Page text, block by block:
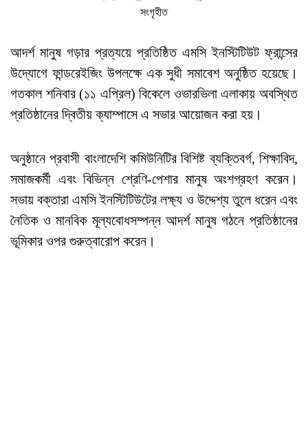
সংগৃহীত
আদর্শ মানুষ গড়ার প্রত্যয়ে প্রতিষ্ঠিত এমসি ইনস্টিটিউট ফ্রান্সের
উদ্যোগে ফান্ডরেইজিং উপলক্ষে এক সুধী সমাবেশ অনুষ্ঠিত হয়েছে।
গতকাল শনিবার (১১ এপ্রিল) বিকেলে ওভারভিলা এলাকায় অবস্থিত
প্রতিষ্ঠানের দ্বিতীয় ক্যাম্পাসে এ সভার আয়োজন করা হয়।
অনুষ্ঠানে প্রবাসী বাংলাদেশি কমিউনিটির বিশিষ্ট ব্যক্তিবর্গ, শিক্ষাবিদ,
সমাজকর্মী এবং বিভিন্ন শ্রেণি-পেশার মানুষ অংশগ্রহণ করেন।
সভায় বক্তারা এমসি ইনস্টিটিউটের লক্ষ্য ও উদ্দেশ্য তুলে ধরেন এবং
নৈতিক ও মানবিক মূল্যবোধসম্পন্ন আদর্শ মানুষ গঠনে প্রতিষ্ঠানের
ভূমিকার ওপর গুরুত্বারোপ করেন।